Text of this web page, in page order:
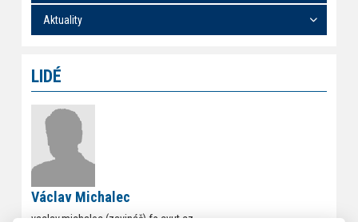
Aktuality
LIDÉ
Václav Michalec
vaclav.michalec (zavináč) fs.cvut.cz